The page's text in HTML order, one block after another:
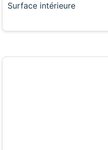
Surface intérieure